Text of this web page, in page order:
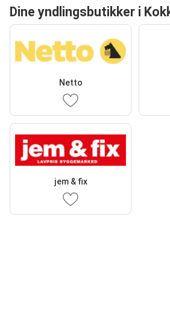
Dine yndlingsbutikker i
Netto
jem & fix